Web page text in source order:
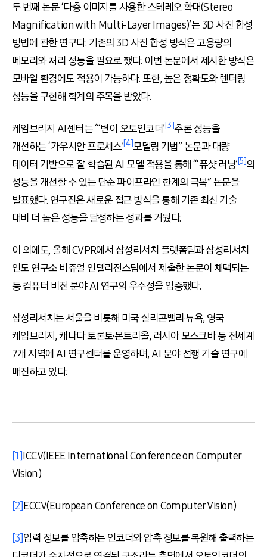
두 번째 논문‘다층 이미지를 사용한 스테레오 확대(Stereo
Magnification with Multi-Layer Images)’는3D사진 합성
방법에 관한 연구다. 기존의 3D사진 합성 방식은 고용량의
메모리와 처리 성능을 필요로 했다. 이번 논문에서 제시한 방식은
모바일 환경에도 적용이 가능하다.또한,높은 정확도와 렌더링
성능을 구현해 학계의 주목을 받았다.
케임브리지 AI센터는“‘변이 오토인코더’[3]추론 성능을
개선하는‘가우시안 프로세스’[4]모델링 기법”논문과 대량
데이터 기반으로 잘 학습된AI모델 적용을 통해 “‘퓨샷 러닝’[5]의
성능을 개선할 수 있는 단순 파이프라인 한계의 극복”논문을
발표했다. 연구진은 새로운 접근 방식을 통해 기존 최신 기술
대비 더 높은 성능을 달성하는 성과를 거뒀다.
이 외에도,올해 CVPR에서 삼성리서치 플랫폼팀과 삼성리서치
인도 연구소 비쥬얼 인텔리전스팀에서 제출한 논문이 채택되는
등 컴퓨터 비전 분야AI 연구의 우수성을 입증했다.
삼성리서치는 서울을 비롯해 미국 실리콘밸리·뉴욕, 영국
케임브리지 ,캐나다 토론토·몬트리올, 러시아 모스크바 등 전세계
7개 지역에 AI 연구센터를 운영하며, AI 분야 선행 기술 연구에
매진하고 있다.
[1]ICCV(IEEE International Conference on Computer
Vision)
[2]ECCV(European Conference on Computer Vision)
[3]입력 정보를 압축하는 인코더와 압축 정보를 복원해 출력하는